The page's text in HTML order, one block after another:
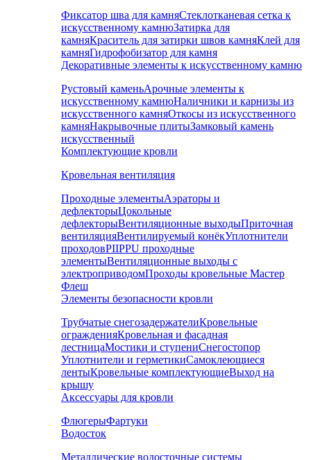
Фиксатор шва для камняСтеклотканевая сетка к
искусственному камнюЗатирка для
камняКраситель для затирки швов камняКлей для
камняГидрофобизатор для камня
Декоративные элементы к искусственному камню
Рустовый каменьАрочные элементы к
искусственному камнюНаличники и карнизы из
искусственного камняОткосы из искусственного
камняНакрывочные плитыЗамковый камень
искусственный
Комплектующие кровли
Кровельная вентиляция
Проходные элементыАэраторы и
дефлекторыЦокольные
дефлекторыВентиляционные выходыПриточная
вентиляцияВентилируемый конёкУплотнители
проходовPIIPPU проходные
элементыВентиляционные выходы с
электроприводомПроходы кровельные Мастер
Флеш
Элементы безопасности кровли
Трубчатые снегозадержателиКровельные
огражденияКровельная и фасадная
лестницаМостики и ступениСнегостопор
Уплотнители и герметикиСамоклеющиеся
лентыКровельные комплектующиеВыход на
крышу
Аксессуары для кровли
ФлюгерыФартуки
Водосток
Металлические водосточные системы